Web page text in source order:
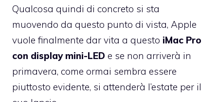
Qualcosa quindi di concreto si sta
muovendo da questo punto di vista, Apple
vuole finalmente dar vita a questo iMac Pro
con display mini-LED e se non arriverà in
primavera, come ormai sembra essere
piuttosto evidente, si attenderà l’estate per il